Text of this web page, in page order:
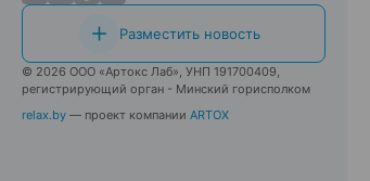
Разместить новость
© 2026 ООО «Артокс Лаб», УНП 191700409,
регистрирующий орган - Минский горисполком
relax.by — проект компании ARTOX